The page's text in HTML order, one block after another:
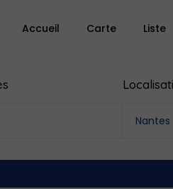
Accueil Carte Liste
Nantes